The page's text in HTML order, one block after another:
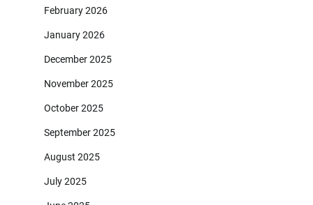
February 2026
January 2026
December 2025
November 2025
October 2025
September 2025
August 2025
July 2025